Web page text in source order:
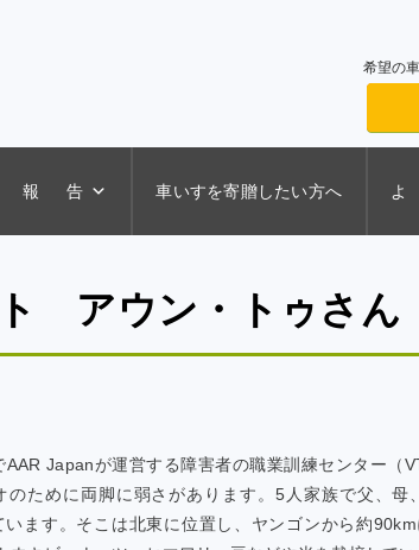
希望の
報 告 車いすを寄贈したい方へ
アウン・トゥさん
Japanが運営する障害者の職業訓練センター（
ために両脚に弱さがあります。5人家族で父、母
ます。そこは北東に位置し、ヤンゴンから約90km